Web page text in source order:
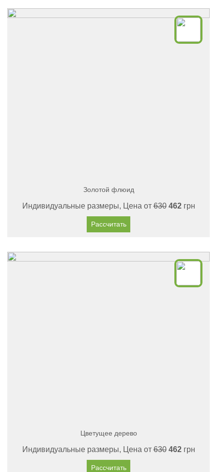
Золотой флюид
Индивидуальные размеры, Цена от630 462грн
Рассчитать
Цветущее дерево
Индивидуальные размеры, Цена от630 462грн
Рассчитать